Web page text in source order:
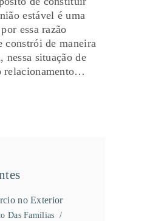
estável é uma
essa razão
constrói de maneira
situação de
relacionamento…
no Exterior
Das Famílias